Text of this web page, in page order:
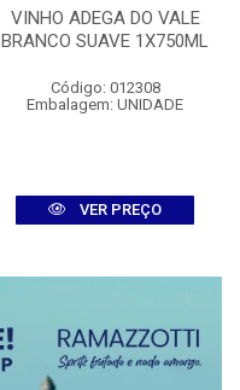
VINHO ADEGA DO VALE
BRANCO SUAVE 1X750ML
Código: 012308
Embalagem: UNIDADE
VER PREÇO